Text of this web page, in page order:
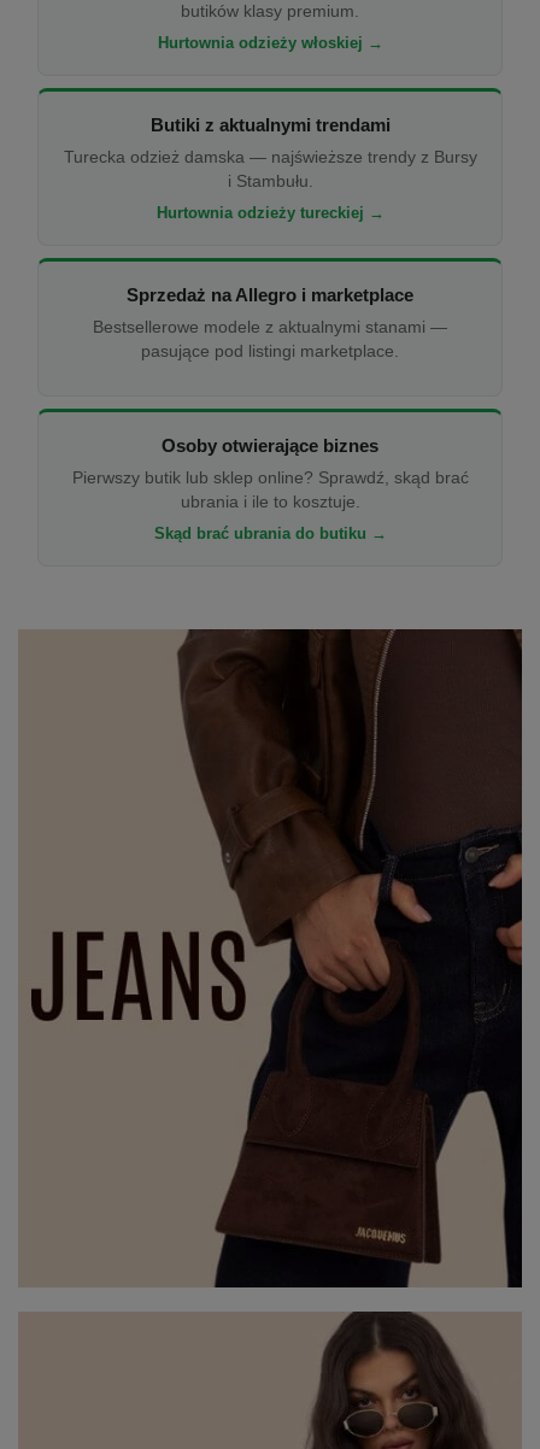
butików klasy premium.
Hurtownia odzieży włoskiej →
Butiki z aktualnymi trendami
Turecka odzież damska — najświeższe trendy z Bursy
i Stambułu.
Hurtownia odzieży tureckiej →
Sprzedaż na Allegro i marketplace
Bestsellerowe modele z aktualnymi stanami —
pasujące pod listingi marketplace.
Osoby otwierające biznes
Pierwszy butik lub sklep online? Sprawdź, skąd brać
ubrania i ile to kosztuje.
Skąd brać ubrania do butiku →